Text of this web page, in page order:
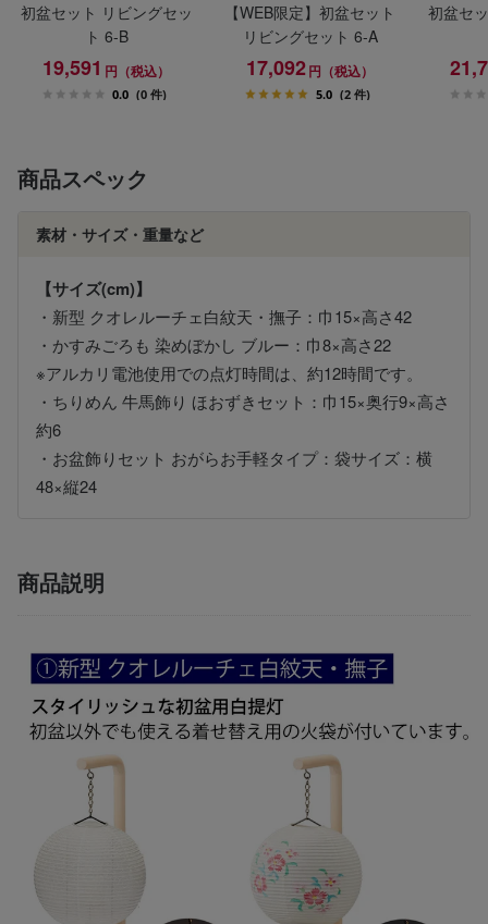
初盆セット リビングセッ
ト 6-B
19,591 円（税込）
0.0 (0 件)
【WEB限定】初盆セット
リビングセット 6-A
17,092円（税込）
5.0 (2 件)
初盆セ
商品スペック
素材・サイズ・重量など
【サイズ(cm)】
・新型 クオレルーチェ白紋天・撫子：巾15×高さ42
・かすみごろも 染めぼかし ブルー：巾8×高さ22
※アルカリ電池使用での点灯時間は、約12時間です。
・ちりめん 牛馬飾り ほおずきセット：巾15×奥行9×高さ
約6
・お盆飾りセット おがらお手軽タイプ：袋サイズ：横
48×縦24
商品説明